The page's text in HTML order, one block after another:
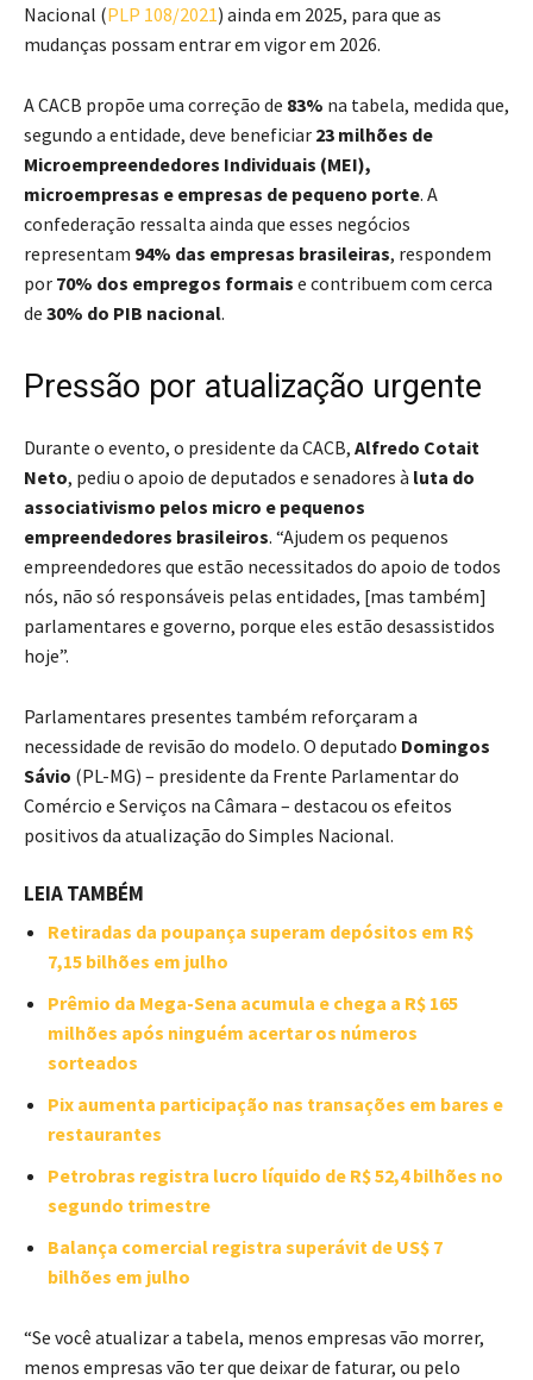
Nacional (PLP 108/2021) ainda em 2025, para que as
mudanças possam entrar em vigor em 2026.
A CACB propõe uma correção de 83% na tabela, medida que,
segundo a entidade, deve beneficiar 23 milhões de
Microempreendedores Individuais (MEI),
microempresas e empresas de pequeno porte. A
confederação ressalta ainda que esses negócios
representam 94% das empresas brasileiras, respondem
por 70% dos empregos formais e contribuem com cerca
de 30% do PIB nacional.
Pressão por atualização urgente
Durante o evento, o presidente da CACB, Alfredo Cotait
Neto, pediu o apoio de deputados e senadores à luta do
associativismo pelos micro e pequenos
empreendedores brasileiros. “Ajudem os pequenos
empreendedores que estão necessitados do apoio de todos
nós, não só responsáveis pelas entidades, [mas também]
parlamentares e governo, porque eles estão desassistidos
hoje”.
Parlamentares presentes também reforçaram a
necessidade de revisão do modelo. O deputado Domingos
Sávio (PL-MG) – presidente da Frente Parlamentar do
Comércio e Serviços na Câmara – destacou os efeitos
positivos da atualização do Simples Nacional.
LEIA TAMBÉM
Retiradas da poupança superam depósitos em R$
7,15 bilhões em julho
Prêmio da Mega-Sena acumula e chega a R$ 165
milhões após ninguém acertar os números
sorteados
Pix aumenta participação nas transações em bares e
restaurantes
Petrobras registra lucro líquido de R$ 52,4 bilhões no
segundo trimestre
Balança comercial registra superávit de US$ 7
bilhões em julho
“Se você atualizar a tabela, menos empresas vão morrer,
menos empresas vão ter que deixar de faturar, ou pelo